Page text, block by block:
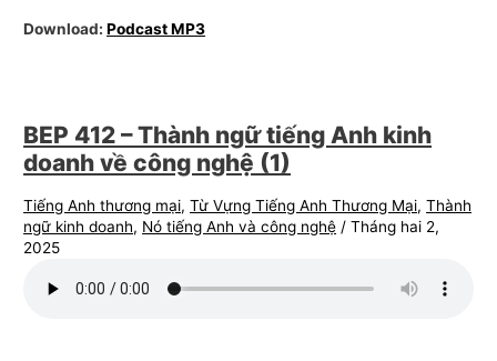
Download:Podcast MP3
BEP 412 – Thành ngữ tiếng Anh kinh
doanh về công nghệ (1)
Tiếng Anh thương mại,Từ Vựng Tiếng Anh Thương Mại,Thành
ngữ kinh doanh, Nó tiếng Anh và công nghệ /Tháng hai 2,
2025